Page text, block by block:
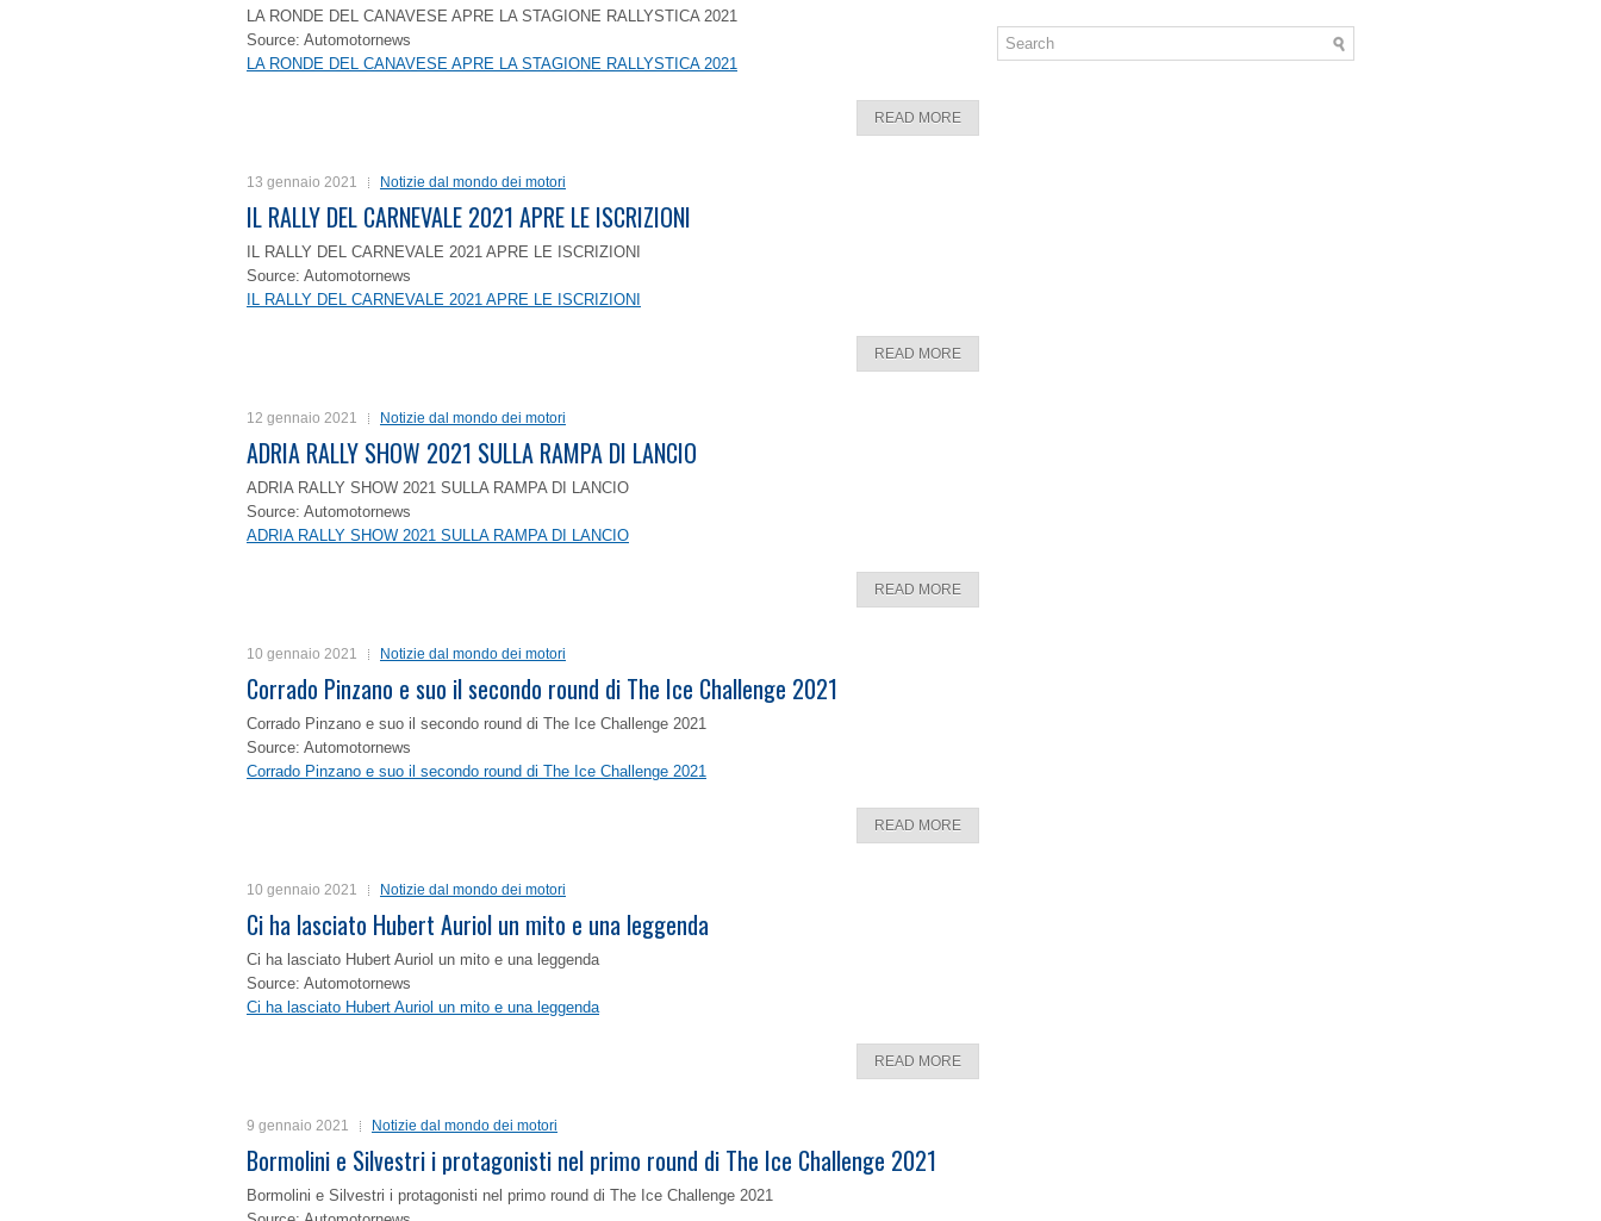
LA RONDE DEL CANAVESE APRE LA STAGIONE RALLYSTICA 2021
Source: Automotornews
LA RONDE DEL CANAVESE APRE LA STAGIONE RALLYSTICA 2021
READ MORE
13 gennaio 2021 Notizie dal mondo dei motori
IL RALLY DEL CARNEVALE 2021 APRE LE ISCRIZIONI
IL RALLY DEL CARNEVALE 2021 APRE LE ISCRIZIONI
Source: Automotornews
IL RALLY DEL CARNEVALE 2021 APRE LE ISCRIZIONI
READ MORE
12 gennaio 2021 Notizie dal mondo dei motori
ADRIA RALLY SHOW 2021 SULLA RAMPA DI LANCIO
ADRIA RALLY SHOW 2021 SULLA RAMPA DI LANCIO
Source: Automotornews
ADRIA RALLY SHOW 2021 SULLA RAMPA DI LANCIO
READ MORE
10 gennaio 2021 Notizie dal mondo dei motori
Corrado Pinzano e suo il secondo round di The Ice Challenge 2021
Corrado Pinzano e suo il secondo round di The Ice Challenge 2021
Source: Automotornews
Corrado Pinzano e suo il secondo round di The Ice Challenge 2021
READ MORE
10 gennaio 2021 Notizie dal mondo dei motori
Ci ha lasciato Hubert Auriol un mito e una leggenda
Ci ha lasciato Hubert Auriol un mito e una leggenda
Source: Automotornews
Ci ha lasciato Hubert Auriol un mito e una leggenda
READ MORE
9 gennaio 2021 Notizie dal mondo dei motori
Bormolini e Silvestri i protagonisti nel primo round di The Ice Challenge 2021
Bormolini e Silvestri i protagonisti nel primo round di The Ice Challenge 2021